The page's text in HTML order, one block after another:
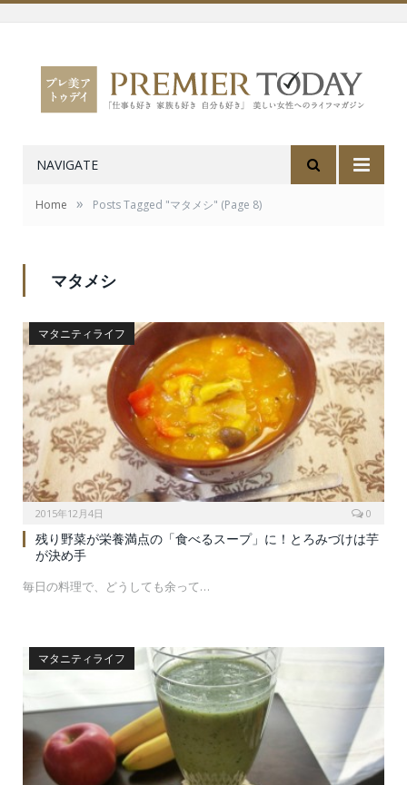
NAVIGATE
Home » Posts Tagged "マタメシ" (Page 8)
マタメシ
マタニティライフ
2015年12月4日 0
残り野菜が栄養満点の「食べるスープ」に！とろみづけは芋
が決め手
毎日の料理で、どうしても余って…
マタニティライフ